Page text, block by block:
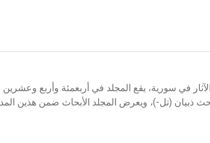
في سورية، يقع المجلد في أربعمئة وأربع
ذبيان (تل-)، ويعرض المجلد الأبحاث ضمن هذين